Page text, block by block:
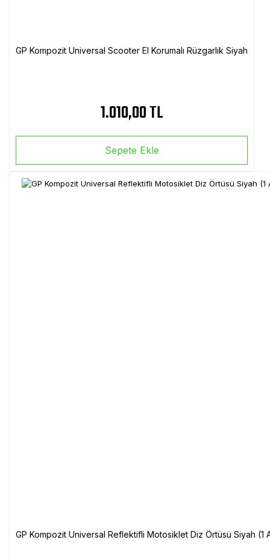
GP Kompozit Universal Scooter El Korumalı Rüzgarlık Siyah
1.010,00 TL
Sepete Ekle
GP Kompozit Universal Reflektifli Motosiklet Diz Örtüsü Siyah